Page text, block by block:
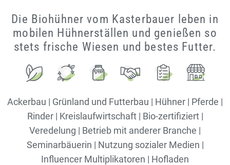
Die Biohühner vom Kasterbauer leben in
mobilen Hühnerställen und genießen so
stets frische Wiesen und bestes Futter.
Ackerbau | Grünland und Futterbau | Hühner | Pferde |
Rinder | Kreislaufwirtschaft | Bio-zertifiziert |
Veredelung | Betrieb mit anderer Branche |
Seminarbäuerin | Nutzung sozialer Medien |
Influencer Multiplikatoren | Hofladen